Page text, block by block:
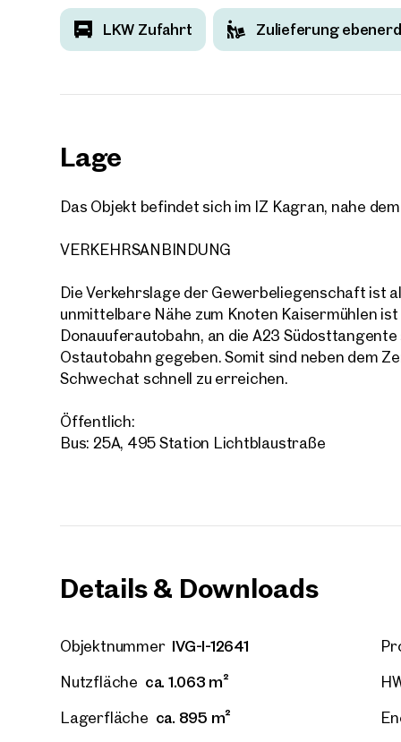
LKW Zufahrt Zulieferung
Lage
Das Objekt befindet sich im IZ Kagran, nahe
VERKEHRSANBINDUNG
Die Verkehrslage der Gewerbeliegenschaft ist
unmittelbare Nähe zum Knoten Kaisermühlen
Donauuferautobahn, an die A23
Ostautobahn gegeben. Somit sind neben dem
Schwechat schnell zu erreichen.
Öffentlich:
Bus: 25A, 495 Station Lichtblaustraße
Details & Downloads
Objektnummer IVG-I-12641
Nutzfläche ca. 1.063 m²
Lagerfläche ca. 895 m²
Ihre
Anrede
Bitte